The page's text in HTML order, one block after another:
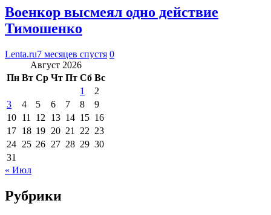
Военкор высмеял одно действие
Тимошенко
Lenta.ru7 месяцев спустя 0
Август 2026
Пн Вт Ср Чт Пт Сб Вс
1
2
3
4 5 6 7 8
9
10 11 12 13 14 15 16
17 18 19 20 21 22 23
24 25 26 27 28 29 30
31
« Июл
Рубрики